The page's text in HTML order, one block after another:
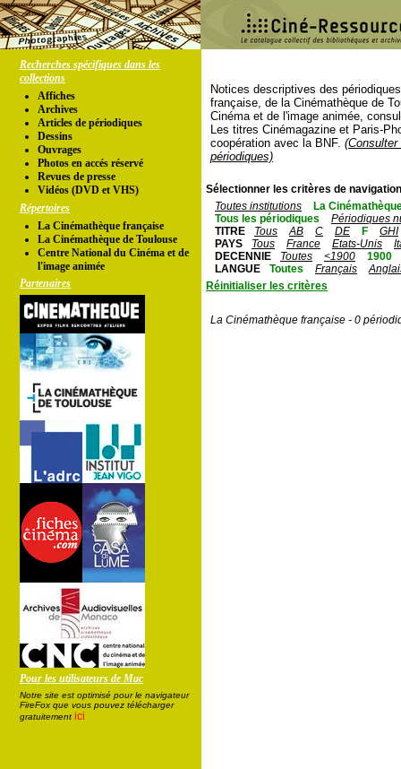
Recherches spécifiques dans les
collections
Affiches
Archives
Articles de périodiques
Dessins
Ouvrages
Photos en accés réservé
Revues de presse
Vidéos (DVD et VHS)
Répertoires
La Cinémathèque française
La Cinémathèque de Toulouse
Centre National du Cinéma et de
l'image animée
Partenaires
Pour les utilisateurs de Mac
Notre site est optimisé pour le navigateur
FireFox que vous pouvez télécharger
gratuitement ici
Notices descriptives des
française, de la Cinémathèque de
Cinéma et de l'image animée,
Les titres Cinémagazine et Paris-
coopération avec la BNF.
périodiques)
Sélectionner les critères de
Toutes institutions
La
Tous les périodiques
Périodiques
TITRE
Tous AB C DE F
GHI
PAYS
Tous France Etats-Unis
DECENNIE
Toutes <1900
1900
LANGUE
Toutes Français
Réinitialiser les critères
La Cinémathèque française - 0